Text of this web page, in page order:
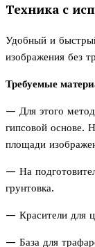
Техника с
Удобный и
изображения без
Требуемые
— Для этого
гипсовой основе.
площади
— На
грунтовка.
— Красители для
— База для